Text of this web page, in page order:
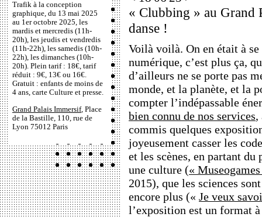
Trafik à la conception
graphique, du 13 mai 2025
au 1er octobre 2025, les
mardis et mercredis (11h-
20h), les jeudis et vendredis
(11h-22h), les samedis (10h-
22h), les dimanches (10h-
20h). Plein tarif : 18€, tarif
réduit : 9€, 13€ ou 16€.
Gratuit : enfants de moins de
4 ans, carte Culture et presse.
Grand Palais Immersif, Place
de la Bastille, 110, rue de
Lyon 75012 Paris
« Clubbing » au Grand
danse !
Voilà voilà. On en était à
numérique, c’est plus ça,
d’ailleurs ne se porte pas
monde, et la planète, et la
compter l’indépassable
bien connu de nos services,
commis quelques
joyeusement casser les
et les scènes, en partant
une culture («
2015), que les sciences
encore plus (« Je veux
l’exposition est un format